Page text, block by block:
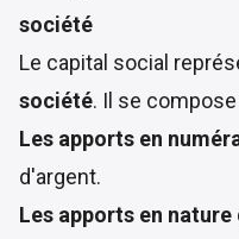
société
Le capital social
société. Il se
Les apports en
d'argent.
Les apports en nature